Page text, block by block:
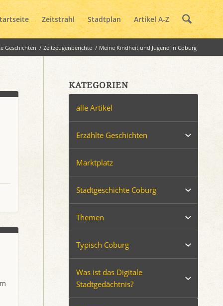
Zeitstrahl Stadtplan Artikel A-Z
Geschichten / Zeitzeugenberichte / Meine Kindheit und Jugend in Coburg
KATEGORIEN
alle Artikel
Erzählte Geschichten
Marktplatz
Stadtgeschichte Coburg
Themen
Typisch Coburg
Was ist das Digitale
Stadtgedächtnis?